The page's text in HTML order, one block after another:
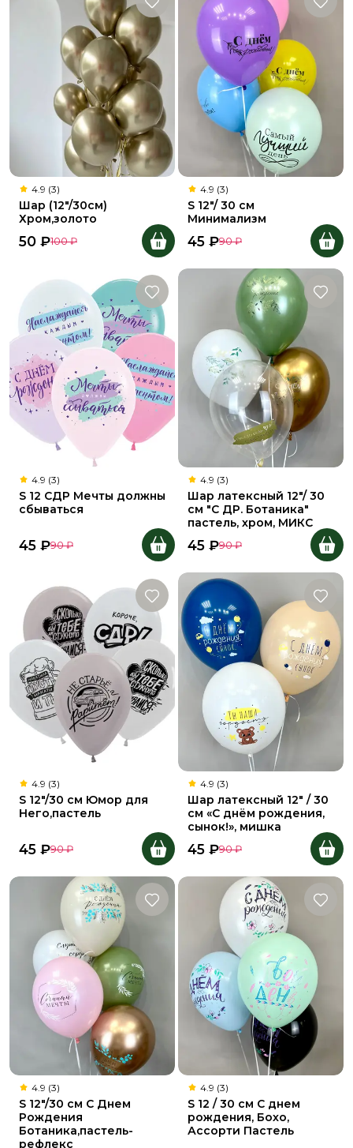
4.9 (3)
Шар (12"/30см)
Хром,золото
50 ₽100 ₽
4.9 (3)
S 12"/ 30 см
Минимализм
45 ₽90 ₽
4.9 (3)
S 12 СДР Мечты должны
сбываться
45 ₽90 ₽
4.9 (3)
Шар латексный 12"/ 30
см "С ДР. Ботаника"
пастель, хром, МИКС
45 ₽90 ₽
4.9 (3)
S 12"/30 см Юмор для
Него,пастель
45 ₽90 ₽
4.9 (3)
Шар латексный 12" / 30
см «С днём рождения,
сынок!», мишка
45 ₽90 ₽
4.9 (3)
S 12"/30 см С Днем
Рождения
Ботаника,пастель-
рефлекс
4.9 (3)
S 12 / 30 см С днем
рождения, Бохо,
Ассорти Пастель